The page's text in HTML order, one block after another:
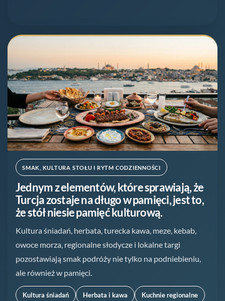
SMAK, KULTURA STOŁU I RYTM CODZIENNOŚCI
Jednym z elementów, które sprawiają, że
Turcja zostaje na długo w pamięci, jest to,
że stół niesie pamięć kulturową.
Kultura śniadań, herbata, turecka kawa, meze, kebab,
owoce morza, regionalne słodycze i lokalne targi
pozostawiają smak podróży nie tylko na podniebieniu,
ale również w pamięci.
Kultura śniadań Herbata i kawa Kuchnie regionalne